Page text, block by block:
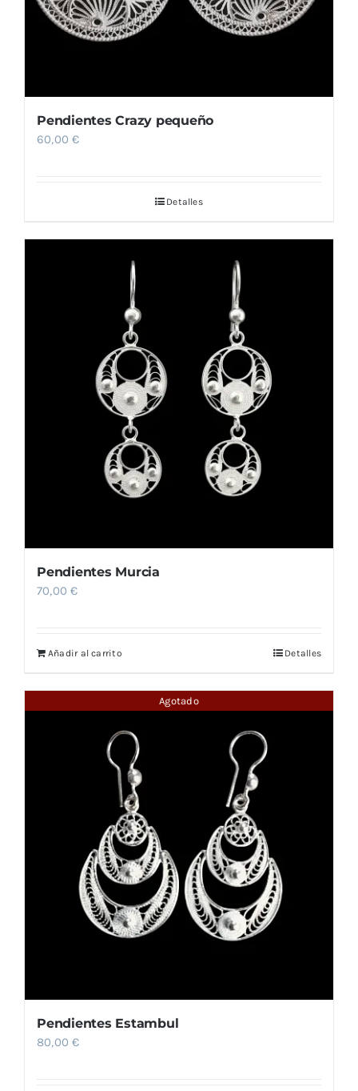
Pendientes Crazy pequeño
60,00€
Detalles
Pendientes Murcia
70,00€
Añadir al carrito Detalles
Agotado
Pendientes Estambul
80,00€